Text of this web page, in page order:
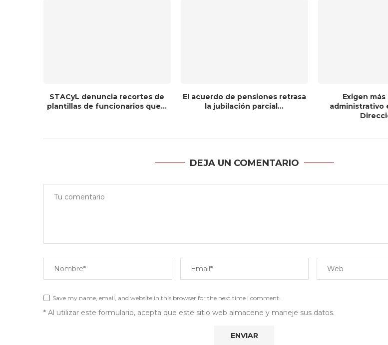
STACyL denuncia recortes de
plantillas de funcionarios que...
El acuerdo de pensiones retrasa
la jubilación parcial...
Exigen
administrativo
DEJA UN COMENTARIO
Save my name, email, and website in this browser for the next time I comment.
* Al utilizar este formulario, acepta que este sitio web almacene y maneje sus datos.